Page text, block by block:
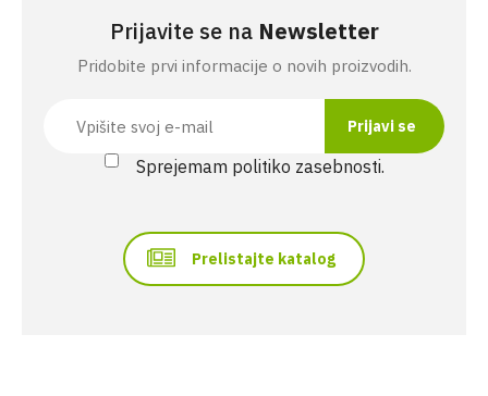
Prijavite se na Newsletter
Pridobite prvi informacije o novih proizvodih.
Sprejemam politiko zasebnosti.
Prelistajte katalog